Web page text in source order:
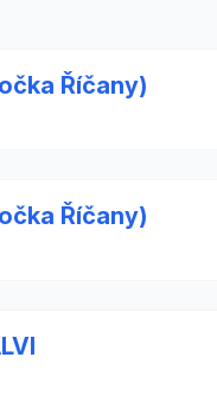
Říčany)
Říčany)